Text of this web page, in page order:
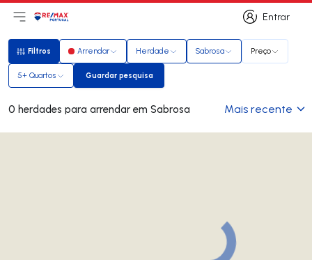
Entrar
Entrar
Abri menu principal
LogoIr para página inicial
Filtros
Filtros Arrendar Herdade Sabrosa Preço
5+ Quartos Guardar pesquisa
Guardar pesquisa
0 herdades para arrendar em Sabrosa Mais recente